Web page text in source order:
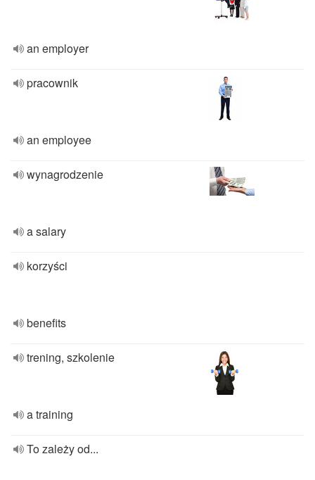
an employer
pracownik
an employee
wynagrodzenie
a salary
korzyści
benefits
trening, szkolenie
a training
To zależy od...